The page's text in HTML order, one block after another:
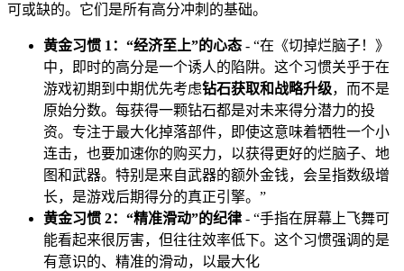
可或缺的。它们是所有高分冲刺的基础。
黄金习惯 1：“经济至上”的心态 - “在《切掉烂脑子！》
中，即时的高分是一个诱人的陷阱。这个习惯关乎于在
游戏初期到中期优先考虑钻石获取和战略升级，而不是
原始分数。每获得一颗钻石都是对未来得分潜力的投
资。专注于最大化掉落部件，即使这意味着牺牲一个小
连击，也要加速你的购买力，以获得更好的烂脑子、地
图和武器。特别是来自武器的额外金钱，会呈指数级增
长，是游戏后期得分的真正引擎。”
黄金习惯 2：“精准滑动”的纪律 - “手指在屏幕上飞舞可
能看起来很厉害，但往往效率低下。这个习惯强调的是
有意识的、精准的滑动，以最大化